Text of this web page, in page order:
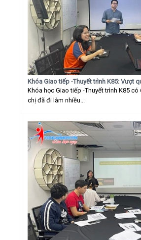
Khóa Giao tiếp -Thuyết trình K85: Vượt
Khóa học Giao tiếp -Thuyết trình K85
chị đã đi làm nhiều...